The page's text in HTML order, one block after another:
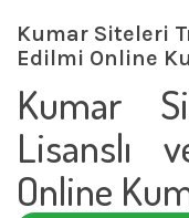
Kumar Siteleri
Edilmi Online
Kumar
Lisanslı
Online